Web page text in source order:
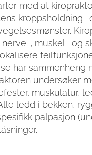
med at
kroppsholdning-
, muskel- og
har sammenheng
undersøker
muskulatur,
ledd i bekken,
palpasjon